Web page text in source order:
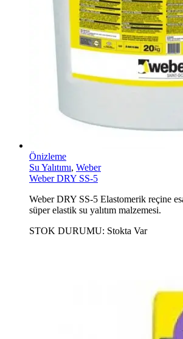
Önizleme
Su Yalıtımı, Weber
Weber DRY SS-5
Weber DRY SS-5 Elastomerik reçine
süper elastik su yalıtım malzemesi.
STOK DURUMU: Stokta Var